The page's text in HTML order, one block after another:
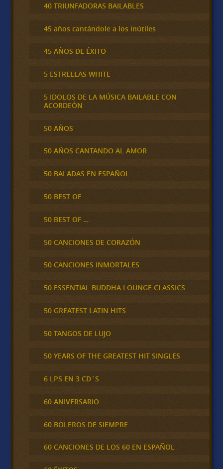
40 TRIUNFADORAS BAILABLES
45 años cantándole a los inútiles
45 AÑOS DE ÉXITO
5 ESTRELLAS WHITE
5 IDOLOS DE LA MÚSICA BAILABLE CON
ACORDEÓN
50 AÑOS
50 AÑOS CANTANDO AL AMOR
50 BALADAS EN ESPAÑOL
50 BEST OF
50 BEST OF …
50 CANCIONES DE CORAZÓN
50 CANCIONES INMORTALES
50 ESSENTIAL BUDDHA LOUNGE CLASSICS
50 GREATEST LATIN HITS
50 TANGOS DE LUJO
50 YEARS OF THE GREATEST HIT SINGLES
6 LPS EN 3 CD´S
60 ANIVERSARIO
60 BOLEROS DE SIEMPRE
60 CANCIONES DE LOS 60 EN ESPAÑOL